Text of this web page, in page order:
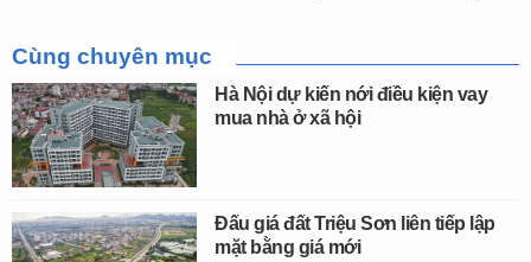
Cùng chuyên mục
Hà Nội dự kiến nới điều kiện vay
mua nhà ở xã hội
Đấu giá đất Triệu Sơn liên tiếp lập
mặt bằng giá mới